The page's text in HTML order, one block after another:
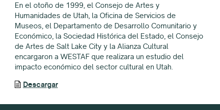
En el otoño de 1999, el Consejo de Artes y
Humanidades de Utah, la Oficina de Servicios de
Museos, el Departamento de Desarrollo Comunitario y
Económico, la Sociedad Histórica del Estado, el Consejo
de Artes de Salt Lake City y la Alianza Cultural
encargaron a WESTAF que realizara un estudio del
impacto económico del sector cultural en Utah.
Descargar